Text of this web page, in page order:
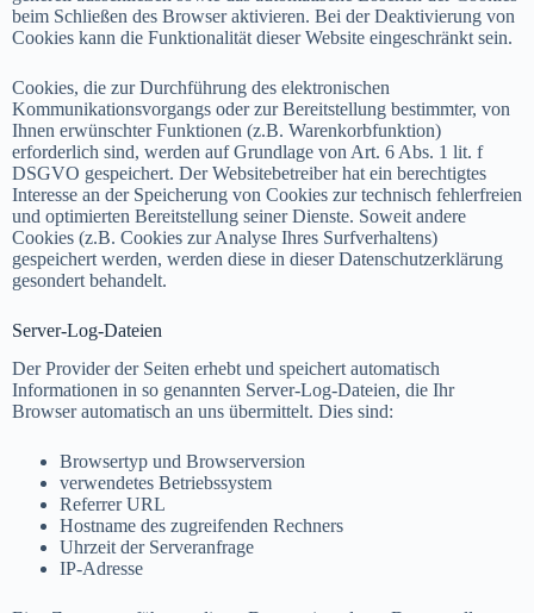
beim Schließen des Browser aktivieren. Bei der Deaktivierung von
Cookies kann die Funktionalität dieser Website eingeschränkt sein.
Cookies, die zur Durchführung des elektronischen
Kommunikationsvorgangs oder zur Bereitstellung bestimmter, von
Ihnen erwünschter Funktionen (z.B. Warenkorbfunktion)
erforderlich sind, werden auf Grundlage von Art. 6 Abs. 1 lit. f
DSGVO gespeichert. Der Websitebetreiber hat ein berechtigtes
Interesse an der Speicherung von Cookies zur technisch fehlerfreien
und optimierten Bereitstellung seiner Dienste. Soweit andere
Cookies (z.B. Cookies zur Analyse Ihres Surfverhaltens)
gespeichert werden, werden diese in dieser Datenschutzerklärung
gesondert behandelt.
Server-Log-Dateien
Der Provider der Seiten erhebt und speichert automatisch
Informationen in so genannten Server-Log-Dateien, die Ihr
Browser automatisch an uns übermittelt. Dies sind:
Browsertyp und Browserversion
verwendetes Betriebssystem
Referrer URL
Hostname des zugreifenden Rechners
Uhrzeit der Serveranfrage
IP-Adresse